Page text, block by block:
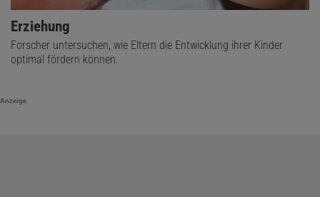
Erziehung
Forscher untersuchen, wie Eltern die Entwicklung ihrer Kinder
optimal fördern können.
Anzeige